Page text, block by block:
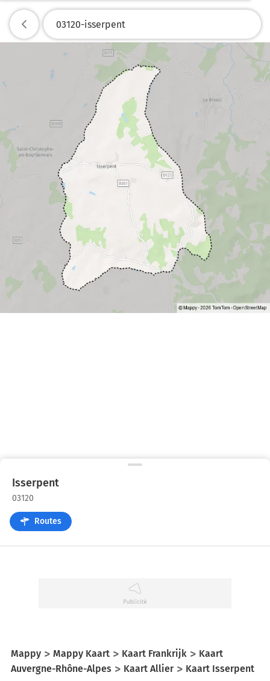
Isserpent
03120
Routes
Mappy Mappy Kaart Kaart Frankrijk
Kaart
Auvergne-Rhône-Alpes
Kaart Allier Kaart Isserpent